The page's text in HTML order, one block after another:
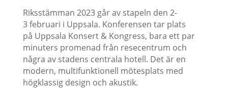
Riksstämman 2023 går av stapeln den 2-
3 februari i Uppsala. Konferensen tar plats
på Uppsala Konsert & Kongress, bara ett par
minuters promenad från resecentrum och
några av stadens centrala hotell. Det är en
modern, multifunktionell mötesplats med
högklassig design och akustik.